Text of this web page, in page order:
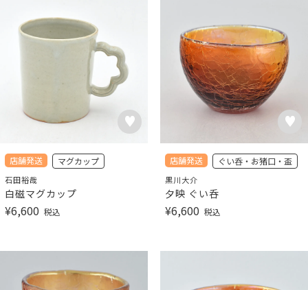
店舗発送 マグカップ
石田裕哉
白磁マグカップ
¥6,600 税込
店舗発送 ぐい呑・お猪口・盃
黒川大介
夕映 ぐい呑
¥6,600 税込